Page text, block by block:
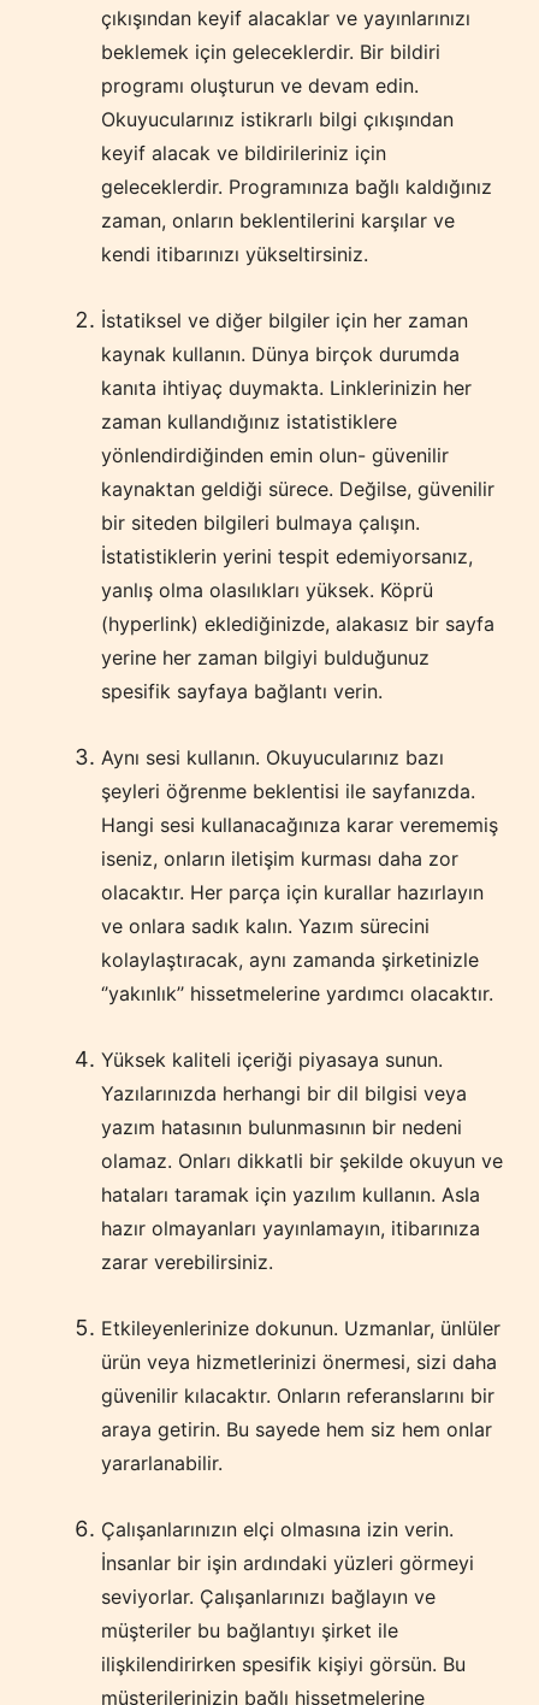
çıkışından keyif alacaklar ve yayınlarınızı
beklemek için geleceklerdir. Bir bildiri
programı oluşturun ve devam edin.
Okuyucularınız istikrarlı bilgi çıkışından
keyif alacak ve bildirileriniz için
geleceklerdir. Programınıza bağlı kaldığınız
zaman, onların beklentilerini karşılar ve
kendi itibarınızı yükseltirsiniz.
İstatiksel ve diğer bilgiler için her zaman
kaynak kullanın. Dünya birçok durumda
kanıta ihtiyaç duymakta. Linklerinizin her
zaman kullandığınız istatistiklere
yönlendirdiğinden emin olun- güvenilir
kaynaktan geldiği sürece. Değilse, güvenilir
bir siteden bilgileri bulmaya çalışın.
İstatistiklerin yerini tespit edemiyorsanız,
yanlış olma olasılıkları yüksek. Köprü
(hyperlink) eklediğinizde, alakasız bir sayfa
yerine her zaman bilgiyi bulduğunuz
spesifik sayfaya bağlantı verin.
Aynı sesi kullanın. Okuyucularınız bazı
şeyleri öğrenme beklentisi ile sayfanızda.
Hangi sesi kullanacağınıza karar verememiş
iseniz, onların iletişim kurması daha zor
olacaktır. Her parça için kurallar hazırlayın
ve onlara sadık kalın. Yazım sürecini
kolaylaştıracak, aynı zamanda şirketinizle
‘’yakınlık’’ hissetmelerine yardımcı olacaktır.
Yüksek kaliteli içeriği piyasaya sunun.
Yazılarınızda herhangi bir dil bilgisi veya
yazım hatasının bulunmasının bir nedeni
olamaz. Onları dikkatli bir şekilde okuyun ve
hataları taramak için yazılım kullanın. Asla
hazır olmayanları yayınlamayın, itibarınıza
zarar verebilirsiniz.
Etkileyenlerinize dokunun. Uzmanlar, ünlüler
ürün veya hizmetlerinizi önermesi, sizi daha
güvenilir kılacaktır. Onların referanslarını bir
araya getirin. Bu sayede hem siz hem onlar
yararlanabilir.
Çalışanlarınızın elçi olmasına izin verin.
İnsanlar bir işin ardındaki yüzleri görmeyi
seviyorlar. Çalışanlarınızı bağlayın ve
müşteriler bu bağlantıyı şirket ile
ilişkilendirirken spesifik kişiyi görsün. Bu
müşterilerinizin bağlı hissetmelerine